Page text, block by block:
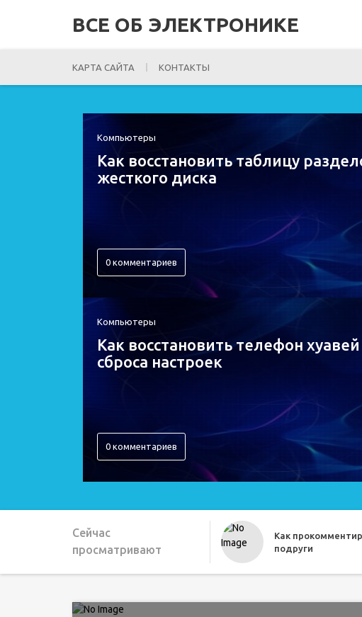
ВСЕ ОБ ЭЛЕКТРОНИКЕ
КАРТА САЙТА КОНТАКТЫ
Компьютеры
Как восстановить таблицу
жесткого диска
0 комментариев
Компьютеры
Как восстановить телефон
сброса настроек
0 комментариев
Сейчас
просматривают
Как
подруги